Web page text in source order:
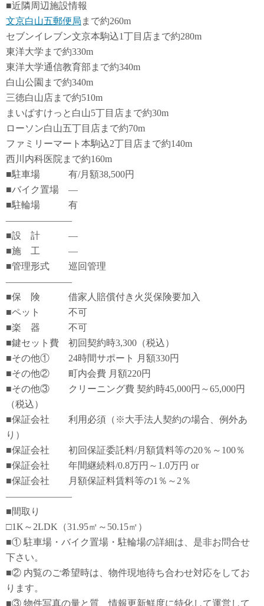
■近隣周辺施設情報
文京白山五郵便局 まで約260m
セブンイレブン文京本駒込1丁目店まで約280m
東洋大学まで約330m
東洋大学通信教育部まで約340m
白山公園まで約340m
三徳白山店まで約510m
まいばすけっと白山5丁目店まで約30m
ローソン白山五丁目店まで約70m
ファミリーマート本駒込2丁目店まで約140m
西川内科医院まで約160m
■駐車場 有/月額38,500円
■バイク置場 ―
■駐輪場 有
―――――――
■設 計 ―
■施 工 ―
■管理形式 巡回管理
―――――――
■保 険 借家人賠償付き火災保険要加入
■ペット 不可
■楽 器 不可
■鍵セット費 初回契約時3,300（税込）
■その他① 24時間サポート 月額330円
■その他② 町内会費 月額220円
■その他③ クリーニング費 契約時45,000円～65,000円
（税込）
■保証会社 利用必須（※大手法人契約の場合、例外あ
り）
■保証会社 初回保証委託料/月額賃料等の20％～100％
■保証会社 年間継続料/0.8万円～1.0万円 or
■保証会社 月額保証料賃料等の1％～2％
―――――――
■間取り
□1K～2LDK（31.95㎡～50.15㎡）
■① 駐車場・バイク置場・駐輪場の詳細は、是非お問合せ
下さい。
■② 内覧のご希望時は、物件現地待ち合わせ対応をしてお
ります。
■③ 物件写真の量と質、情報更新鮮度に特化して運営して